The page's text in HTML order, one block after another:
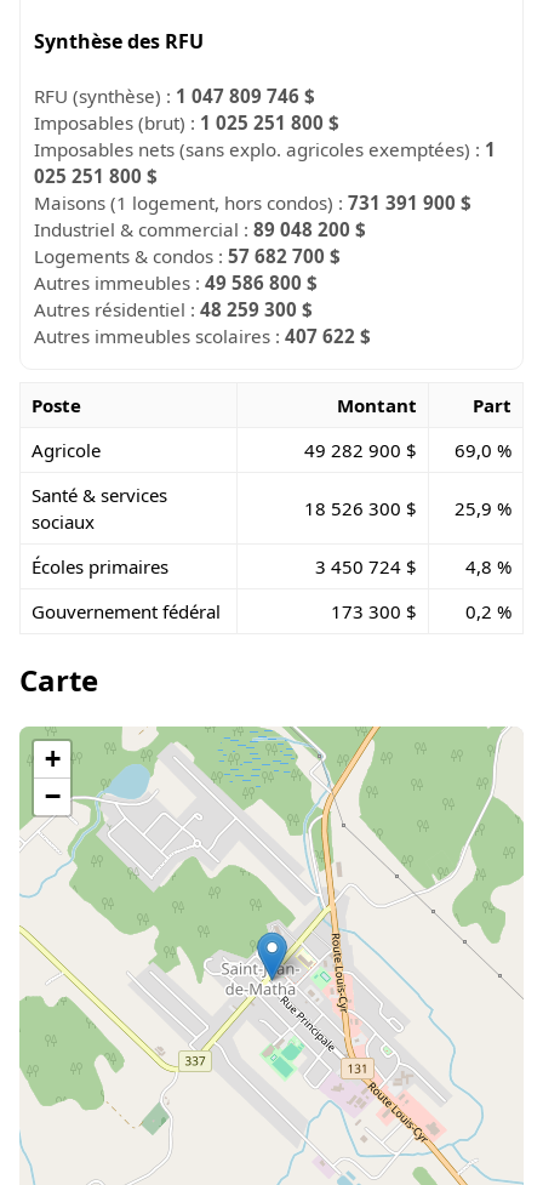
Synthèse des RFU
RFU (synthèse) : 1 047 809 746 $
Imposables (brut) : 1 025 251 800 $
Imposables nets (sans explo. agricoles exemptées) : 1
025 251 800 $
Maisons (1 logement, hors condos) :731 391 900 $
Industriel & commercial :89 048 200 $
Logements & condos :57 682 700 $
Autres immeubles :49 586 800 $
Autres résidentiel :48 259 300 $
Autres immeubles scolaires :407 622 $
Poste Montant
Part
Agricole
49 282 900 $
69,0 %
Santé & services
sociaux
18 526 300 $ 25,9 %
Écoles primaires 3 450 724 $
4,8 %
Gouvernement fédéral
173 300 $ 0,2 %
Carte
+
−